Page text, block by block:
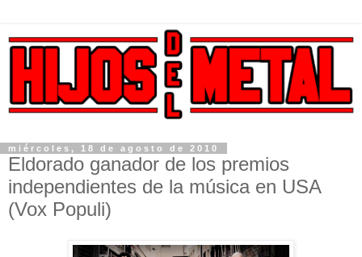
miércoles, 18 de agosto de 2010
Eldorado ganador de los premios
independientes de la música en USA
(Vox Populi)